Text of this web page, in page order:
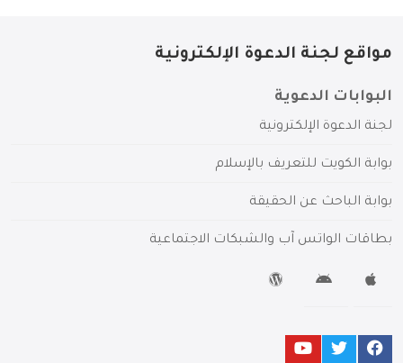
مواقع لجنة الدعوة الإلكترونية
البوابات الدعوية
لجنة الدعوة الإلكترونية
بوابة الكويت للتعريف بالإسلام
بوابة الباحث عن الحقيقة
بطاقات الواتس آب والشبكات الاجتماعية